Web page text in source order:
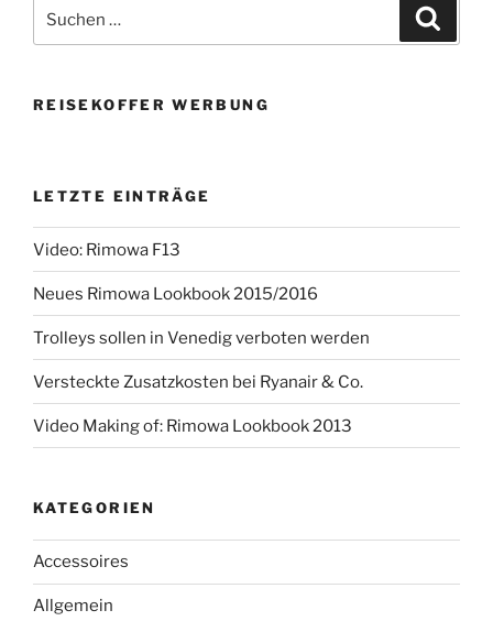
nach:
REISEKOFFER WERBUNG
LETZTE EINTRÄGE
Video: Rimowa F13
Neues Rimowa Lookbook 2015/2016
Trolleys sollen in Venedig verboten werden
Versteckte Zusatzkosten bei Ryanair & Co.
Video Making of: Rimowa Lookbook 2013
KATEGORIEN
Accessoires
Allgemein